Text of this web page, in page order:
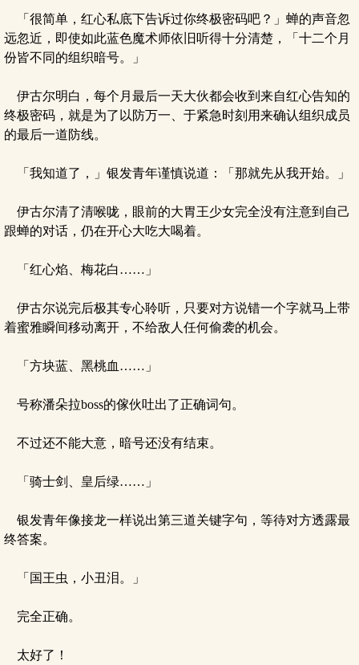
「很简单，红心私底下告诉过你终极密码吧？」蝉的声音忽
远忽近，即使如此蓝色魔术师依旧听得十分清楚，「十二个月
份皆不同的组织暗号。」
伊古尔明白，每个月最后一天大伙都会收到来自红心告知的
终极密码，就是为了以防万一、于紧急时刻用来确认组织成员
的最后一道防线。
「我知道了，」银发青年谨慎说道：「那就先从我开始。」
伊古尔清了清喉咙，眼前的大胃王少女完全没有注意到自己
跟蝉的对话，仍在开心大吃大喝着。
「红心焰、梅花白……」
伊古尔说完后极其专心聆听，只要对方说错一个字就马上带
着蜜雅瞬间移动离开，不给敌人任何偷袭的机会。
「方块蓝、黑桃血……」
号称潘朵拉boss的傢伙吐出了正确词句。
不过还不能大意，暗号还没有结束。
「骑士剑、皇后绿……」
银发青年像接龙一样说出第三道关键字句，等待对方透露最
终答案。
「国王虫，小丑泪。」
完全正确。
太好了！